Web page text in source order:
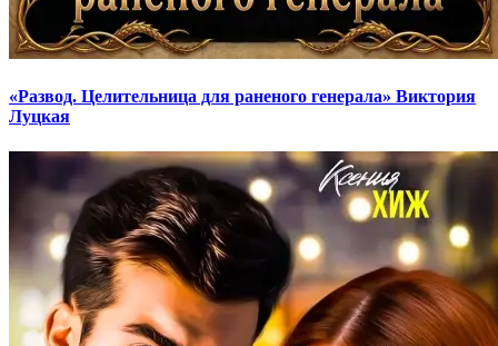
«Развод. Целительница для раненого генерала» Виктория
Луцкая